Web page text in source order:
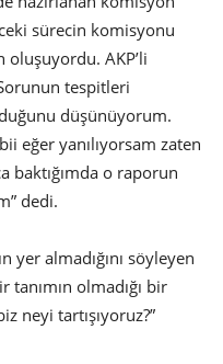
sürecin komisyonu
oluşuyordu. AKP’li
tespitleri
düşünüyorum.
eğer yanılıyorsam zaten
baktığımda o raporun
dedi.
yer almadığını söyleyen
tanımın olmadığı bir
neyi tartışıyoruz?”